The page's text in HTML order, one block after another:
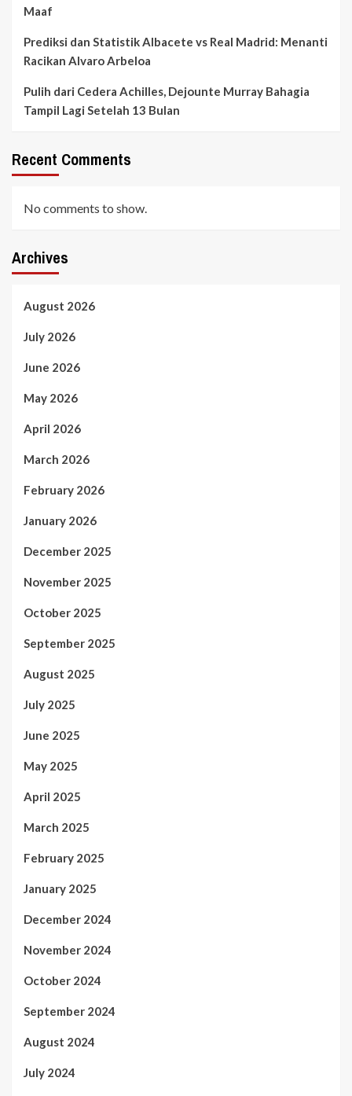
Maaf
Prediksi dan Statistik Albacete vs Real Madrid: Menanti
Racikan Alvaro Arbeloa
Pulih dari Cedera Achilles, Dejounte Murray Bahagia
Tampil Lagi Setelah 13 Bulan
Recent Comments
No comments to show.
Archives
August 2026
July 2026
June 2026
May 2026
April 2026
March 2026
February 2026
January 2026
December 2025
November 2025
October 2025
September 2025
August 2025
July 2025
June 2025
May 2025
April 2025
March 2025
February 2025
January 2025
December 2024
November 2024
October 2024
September 2024
August 2024
July 2024